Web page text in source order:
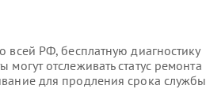
всей РФ, бесплатную диагностику
отслеживать статус ремонта
для продления срока службы